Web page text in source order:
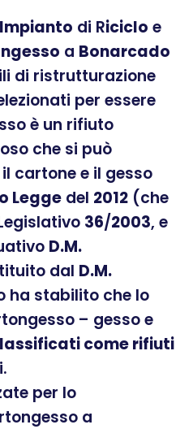
Impianto di Riciclo e
a Bonarcado
di ristrutturazione
per essere
è un rifiuto
che si può
cartone e il gesso
Legge del 2012 (che
36/2003, e
D.M.
dal D.M.
ha stabilito che lo
– gesso e
come rifiuti
per lo
a